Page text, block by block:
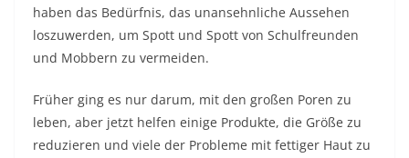
haben das Bedürfnis, das unansehnliche Aussehen
loszuwerden, um Spott und Spott von Schulfreunden
und Mobbern zu vermeiden.
Früher ging es nur darum, mit den großen Poren zu
leben, aber jetzt helfen einige Produkte, die Größe zu
reduzieren und viele der Probleme mit fettiger Haut zu